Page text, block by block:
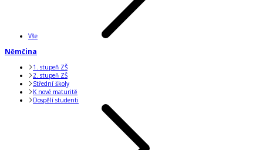
Vše
Němčina
1. stupeň ZŠ
2. stupeň ZŠ
Střední školy
K nové maturitě
Dospělí studenti